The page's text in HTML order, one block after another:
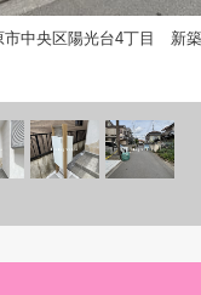
市中央区陽光台4丁目 新